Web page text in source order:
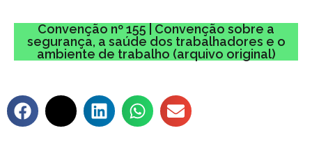
Convenção nº 155 | Convenção sobre a
segurança, a saúde dos trabalhadores e o
ambiente de trabalho (arquivo original)